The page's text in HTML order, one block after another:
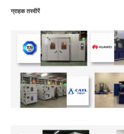
ग्राहक तस्वीरें